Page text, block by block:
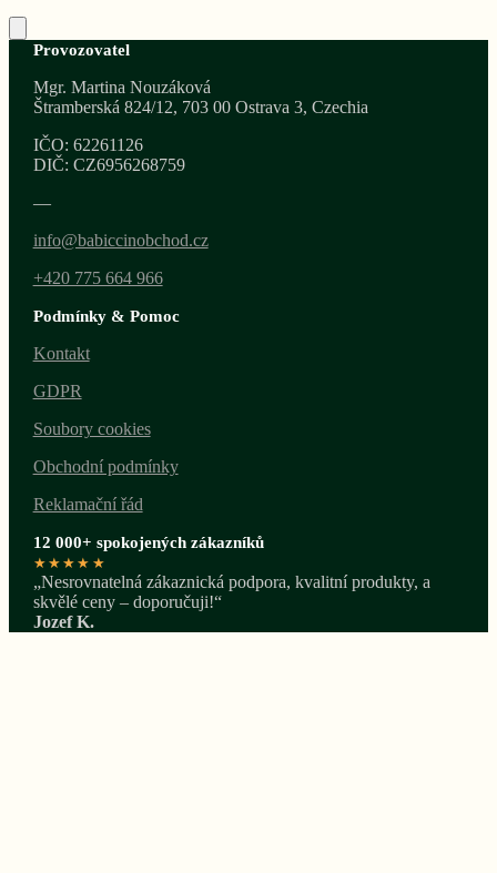
Provozovatel
Mgr. Martina Nouzáková
Štramberská 824/12, 703 00 Ostrava 3, Czechia
IČO: 62261126
DIČ: CZ6956268759
—
info@babiccinobchod.cz
+420 775 664 966
Podmínky & Pomoc
Kontakt
GDPR
Soubory cookies
Obchodní podmínky
Reklamační řád
12 000+ spokojených zákazníků
★★★★★
„Nesrovnatelná zákaznická podpora, kvalitní produkty, a
skvělé ceny – doporučuji!“
Jozef K.